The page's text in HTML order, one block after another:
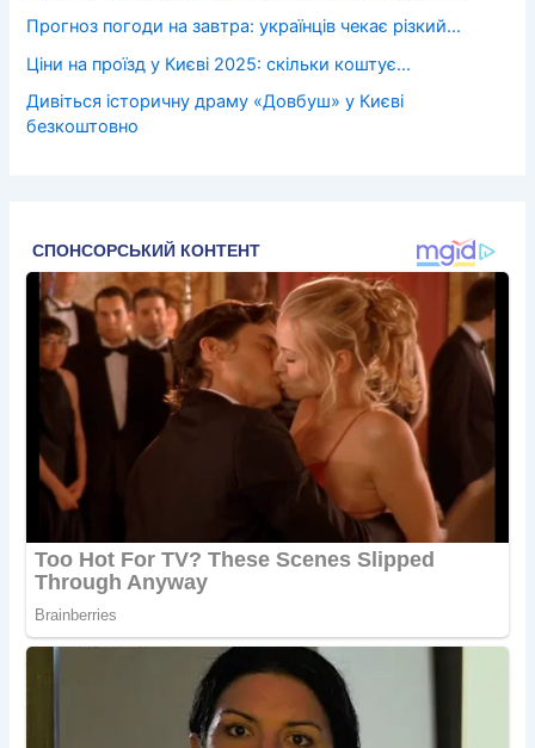
Прогноз погоди на завтра: українців чекає різкий…
Ціни на проїзд у Києві 2025: скільки коштує…
Дивіться історичну драму «Довбуш» у Києві
безкоштовно